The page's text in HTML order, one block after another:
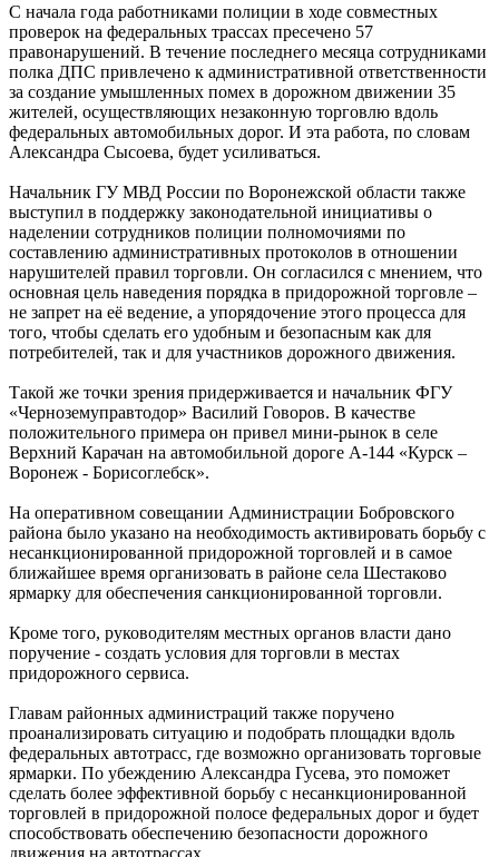
С начала года работниками полиции в ходе совместных
проверок на федеральных трассах пресечено 57
правонарушений. В течение последнего месяца сотрудниками
полка ДПС привлечено к административной ответственности
за создание умышленных помех в дорожном движении 35
жителей, осуществляющих незаконную торговлю вдоль
федеральных автомобильных дорог. И эта работа, по словам
Александра Сысоева, будет усиливаться.
Начальник ГУ МВД России по Воронежской области также
выступил в поддержку законодательной инициативы о
наделении сотрудников полиции полномочиями по
составлению административных протоколов в отношении
нарушителей правил торговли. Он согласился с мнением, что
основная цель наведения порядка в придорожной торговле –
не запрет на её ведение, а упорядочение этого процесса для
того, чтобы сделать его удобным и безопасным как для
потребителей, так и для участников дорожного движения.
Такой же точки зрения придерживается и начальник ФГУ
«Черноземуправтодор» Василий Говоров. В качестве
положительного примера он привел мини-рынок в селе
Верхний Карачан на автомобильной дороге А-144 «Курск –
Воронеж - Борисоглебск».
На оперативном совещании Администрации Бобровского
района было указано на необходимость активировать борьбу с
несанкционированной придорожной торговлей и в самое
ближайшее время организовать в районе села Шестаково
ярмарку для обеспечения санкционированной торговли.
Кроме того, руководителям местных органов власти дано
поручение - создать условия для торговли в местах
придорожного сервиса.
Главам районных администраций также поручено
проанализировать ситуацию и подобрать площадки вдоль
федеральных автотрасс, где возможно организовать торговые
ярмарки. По убеждению Александра Гусева, это поможет
сделать более эффективной борьбу с несанкционированной
торговлей в придорожной полосе федеральных дорог и будет
способствовать обеспечению безопасности дорожного
движения на автотрассах.